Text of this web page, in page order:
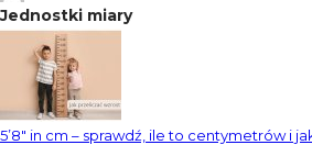
Jednostki miary
5’8″ in cm – sprawdź, ile to centymetrów i